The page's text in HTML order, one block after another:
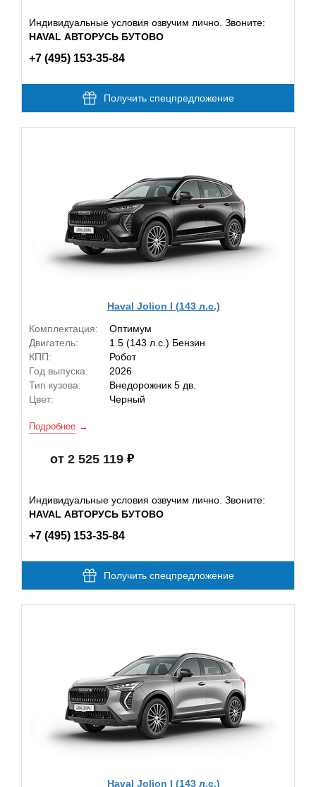
Индивидуальные условия озвучим лично. Звоните:
HAVAL АВТОРУСЬ БУТОВО
+7 (495) 153-35-84
Получить спецпредложение
Haval Jolion I (143 л.с.)
Комплектация:
Оптимум
Двигатель:
1.5 (143 л.с.) Бензин
КПП:
Робот
Год выпуска:
2026
Тип кузова:
Внедорожник 5 дв.
Цвет:
Черный
Подробнее
от 2 525 119
Индивидуальные условия озвучим лично. Звоните:
HAVAL АВТОРУСЬ БУТОВО
+7 (495) 153-35-84
Получить спецпредложение
Haval Jolion I (143 л.с.)